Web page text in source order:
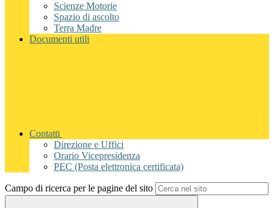
Scienze Motorie
Spazio di ascolto
Terra Madre
Documenti utili
Contatti
Direzione e Uffici
Orario Vicepresidenza
PEC (Posta elettronica certificata)
Campo di ricerca per le pagine del sito